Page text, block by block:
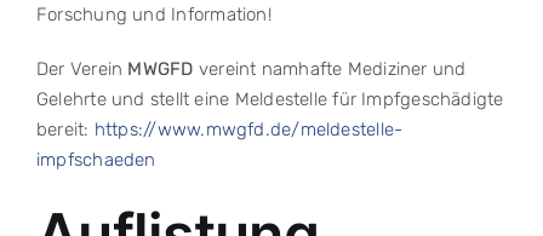
Forschung und Information!
Der Verein MWGFD vereint namhafte Mediziner und
Gelehrte und stellt eine Meldestelle für Impfgeschädigte
bereit: https://www.mwgfd.de/meldestelle-
impfschaeden